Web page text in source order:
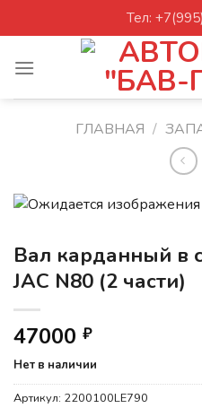
to
Тел:
ГЛАВНАЯ /
Вал карданный в
JAC N80 (2 части)
47000 ₽
Нет в наличии
Артикул: 2200100LE790